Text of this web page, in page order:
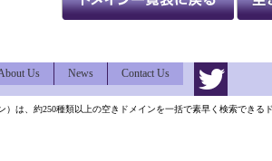
Us News Contact Us
）は、約250種類以上の空きドメインを一括で素早く検索できる